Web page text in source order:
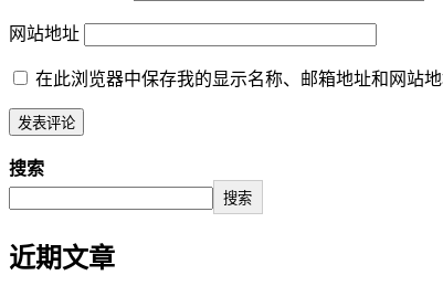
网站地址
在此浏览器中保存我的显示名称、邮箱地址和网站
搜索
搜索
近期文章